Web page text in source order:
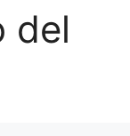
del